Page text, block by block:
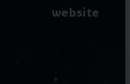
website